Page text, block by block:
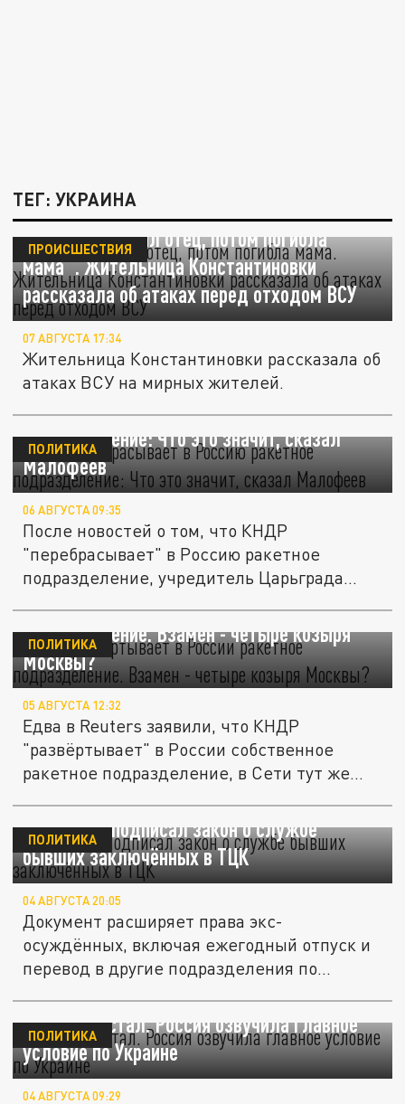
ТЕГ: УКРАИНА
"Сначала пропал отец, потом погибла
мама". Жительница Константиновки
рассказала об атаках перед отходом ВСУ
ПРОИСШЕСТВИЯ
07 АВГУСТА 17:34
Жительница Константиновки рассказала об
атаках ВСУ на мирных жителей.
КНДР "перебрасывает" в Россию ракетное
подразделение: Что это значит, сказал
Малофеев
ПОЛИТИКА
06 АВГУСТА 09:35
После новостей о том, что КНДР
"перебрасывает" в Россию ракетное
подразделение, учредитель Царьграда...
КНДР "развёртывает" в России ракетное
подразделение. Взамен - четыре козыря
Москвы?
ПОЛИТИКА
05 АВГУСТА 12:32
Едва в Reuters заявили, что КНДР
"развёртывает" в России собственное
ракетное подразделение, в Сети тут же...
Зеленский подписал закон о службе
бывших заключённых в ТЦК
ПОЛИТИКА
04 АВГУСТА 20:05
Документ расширяет права экс-
осуждённых, включая ежегодный отпуск и
перевод в другие подразделения по...
Момент настал. Россия озвучила главное
условие по Украине
ПОЛИТИКА
04 АВГУСТА 09:29